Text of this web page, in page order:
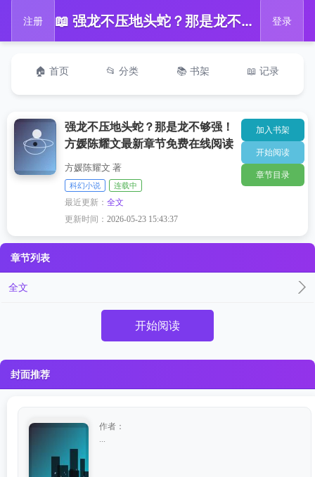
注册 📖 强龙不压地头蛇？那是龙不够强！方媛陈耀文最新章节免费在线阅读 登录
🏠 首页 📂 分类 📚 书架 📖 记录
强龙不压地头蛇？那是龙不够强！
方媛陈耀文最新章节免费在线阅读
方媛陈耀文 著
科幻小说 连载中
最近更新：全文
更新时间：2026-05-23 15:43:37
加入书架
开始阅读
章节目录
章节列表
全文
开始阅读
封面推荐
作者：